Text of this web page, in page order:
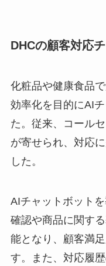
DHCの顧客対応
化粧品や健康食品
効率化を目的にAI
た。従来、コール
が寄せられ、対応
した。
AIチャットボット
確認や商品に関す
能となり、顧客満
す。また、対応履